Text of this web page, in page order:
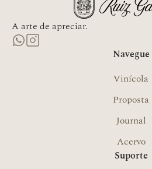
A arte de apreciar.
Navegue
Vinícola
Proposta
Journal
Acervo
Suporte